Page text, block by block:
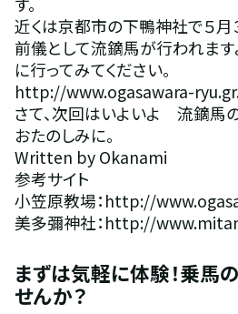
近くは京都市の下鴨神社で５月
前儀として流鏑馬が行われます
に行ってみてください。
http://www.ogasawara-
さて、次回はいよいよ　流鏑馬
おたのしみに。
Written by Okanami
参考サイト
小笠原教場：http://
美多彌神社：http://
まずは気軽に体験！乗馬
せんか？